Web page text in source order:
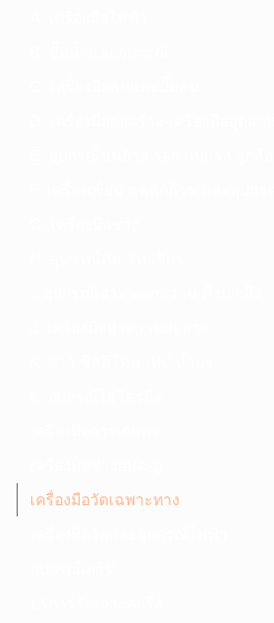
เครื่องมือวัดเฉพาะทาง